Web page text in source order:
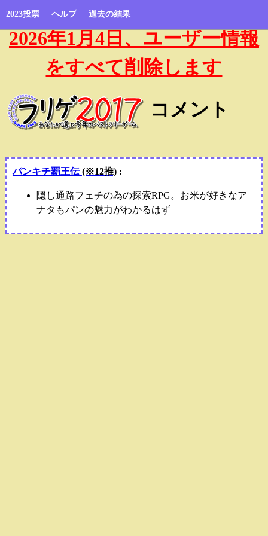
2023投票 ヘルプ 過去の結果
2026年1月4日、ユーザー情報
をすべて削除します
コメント
パンキチ覇王伝(※12推):
隠し通路フェチの為の探索RPG。お米が好きなア
ナタもパンの魅力がわかるはず